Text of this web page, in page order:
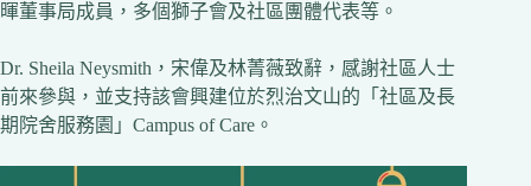
暉董事局成員，多個獅子會及社區團體代表等。
Dr. Sheila Neysmith，宋偉及林菁薇致辭，感謝社區人士
前來參與，並支持該會興建位於烈治文山的「社區及長
期院舍服務園」Campus of Care。